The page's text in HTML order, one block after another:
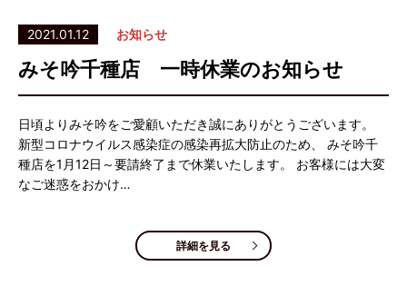
2021.01.12 お知らせ
みそ吟千種店 一時休業のお知らせ
日頃よりみそ吟をご愛顧いただき誠にありがとうございます。
新型コロナウイルス感染症の感染再拡大防止のため、 みそ吟千
種店を1月12日～要請終了まで休業いたします。 お客様には大変
なご迷惑をおかけ…
詳細を見る